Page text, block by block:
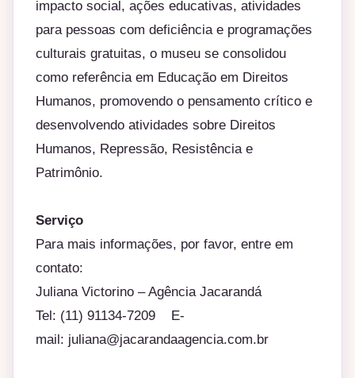
impacto social, ações educativas, atividades
para pessoas com deficiência e programações
culturais gratuitas, o museu se consolidou
como referência em Educação em Direitos
Humanos, promovendo o pensamento crítico e
desenvolvendo atividades sobre Direitos
Humanos, Repressão, Resistência e
Patrimônio.
Serviço
Para mais informações, por favor, entre em
contato:
Juliana Victorino – Agência Jacarandá
Tel: (11) 91134-7209 E-
mail: juliana@jacarandaagencia.com.br